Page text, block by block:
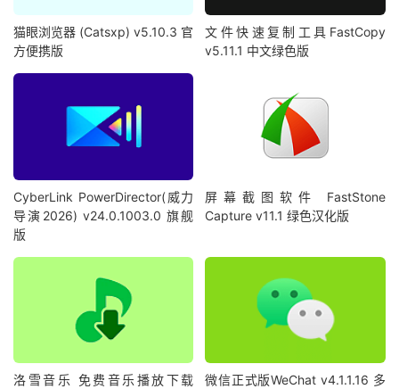
猫眼浏览器 (Catsxp) v5.10.3 官
方便携版
文件快速复制工具FastCopy
v5.11.1 中文绿色版
CyberLink PowerDirector(威力
导演2026) v24.0.1003.0 旗舰
版
屏幕截图软件 FastStone
Capture v11.1 绿色汉化版
洛雪音乐 免费音乐播放下载
微信正式版WeChat v4.1.1.16 多